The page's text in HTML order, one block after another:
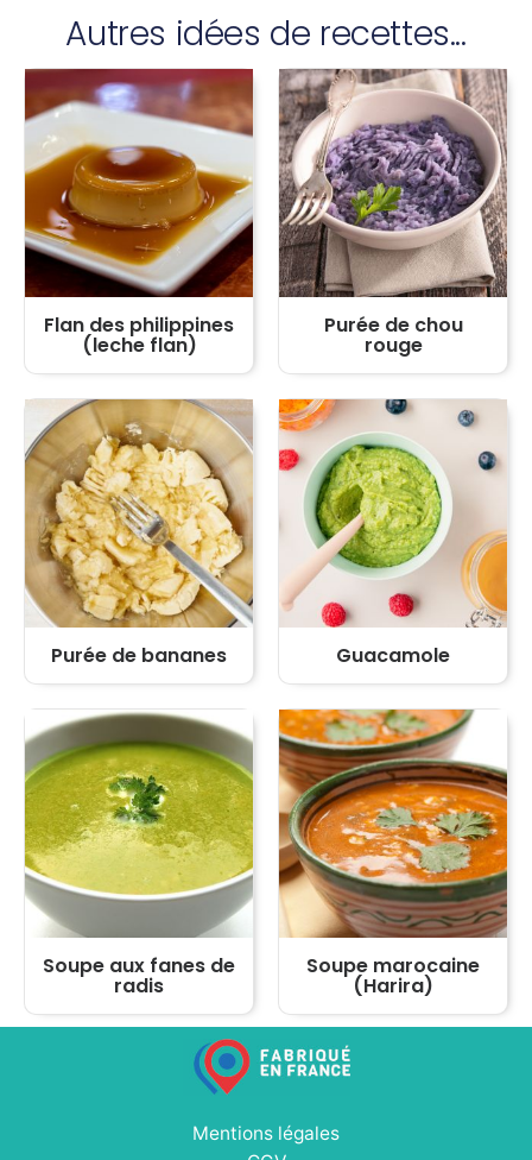
Autres idées de recettes...
Flan des philippines
(leche flan)
Purée de chou
rouge
Purée de bananes Guacamole
Soupe aux fanes de
radis
Soupe marocaine
(Harira)
Mentions légales